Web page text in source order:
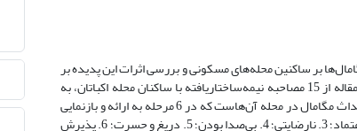
بر ساکنین محله‌های مسکونی و بررسی اثرات این پدیده بر
منفعت عمومی شهروندان است. بدین منظور از نظریه زمینه‌ای برساخت‌گرای چارماز استفاده شده است. داده‌های مقاله از 15 مصاحبه نیمه‌ساختاریافته با ساکنان محله اکباتان، به
عنوان نمونه موردی، گردآوری شده است. برآیند مقاله، نظریه‌ای در خصوص دریافت و درک شهروندان از فرایند احداث مگامال در محله آن‌هاست که در 6 مرحله به ارائه و بازنمایی
نحوه مواجهه ساکنین با احداث مگامال و تغییرات ناشی از آن در محله می‌پردازد که عبارتند از: 1. استقبال؛ 2. سلب اعتماد؛ 3. نارضایتی؛ 4. بی‌صدا بودن؛ 5. دریغ و حسرت؛ 6. پذیرش